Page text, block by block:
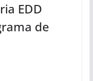
EDD
de